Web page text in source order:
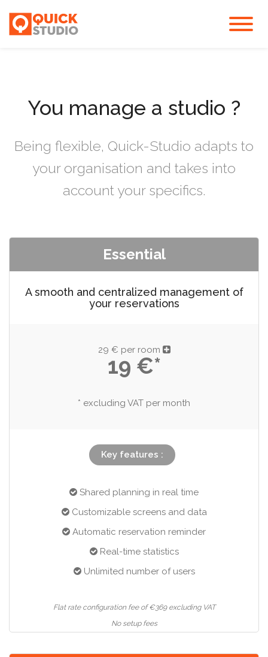
You manage a studio ?
Being flexible, Quick-Studio adapts to
your organisation and takes into
account your specifics.
Essential
A smooth and centralized management of
your reservations
29 € per room
19 €*
* excluding VAT per month
Key features :
Shared planning in real time
Customizable screens and data
Automatic reservation reminder
Real-time statistics
Unlimited number of users
Flat rate configuration fee of €369 excluding VAT
No setup fees